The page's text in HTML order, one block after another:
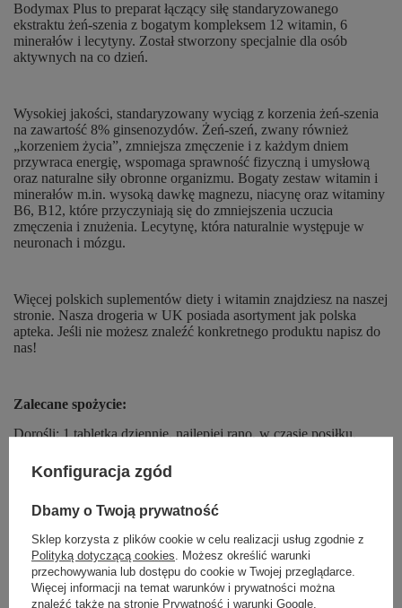
Bodymax Plus to preparat łączący siłę standaryzowanego
ekstraktu żeń-szenia z bogatym kompleksem 12 witamin, 6
minerałów i lecytyny. Został stworzony specjalnie dla osób
aktywnych na co dzień.
Wysokiej jakości, standaryzowany wyciąg z korzenia żeń-szenia
na zawartość 8% ginsenozydów. Żeń-szeń, zwany również
„korzeniem życia”, zmniejsza zmęczenie i z każdym dniem
przywraca energię, wspomaga sprawność fizyczną i umysłową
oraz naturalne siły obronne organizmu. Bogaty zestaw witamin i
minerałów m.in. wysoką dawkę magnezu, niacynę oraz witaminy
B6, B12, które przyczyniają się do zmniejszenia uczucia
zmęczenia i znużenia. Lecytynę, która naturalnie występuje w
neuronach i mózgu.
Więcej polskich suplementów diety i witamin znajdziesz na naszej
stronie. Nasza drogeria w UK posiada asortyment jak polska
apteka. Jeśli nie możesz znaleźć konkretnego produktu napisz do
nas!
Zalecane spożycie:
Dorośli: 1 tabletka dziennie, najlepiej rano, w czasie posiłku.
30 Tabletek
Więcej informacji:
Konfiguracja zgód
Dbamy o Twoją prywatność
Sklep korzysta z plików cookie w celu realizacji usług zgodnie z
Polityką dotyczącą cookies . Możesz określić warunki
przechowywania lub dostępu do cookie w Twojej przeglądarce.
Więcej informacji na temat warunków i prywatności można
znaleźć także na stronie Prywatność i warunki Google